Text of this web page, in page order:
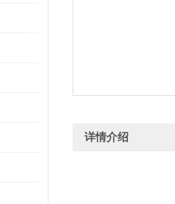
详情介绍